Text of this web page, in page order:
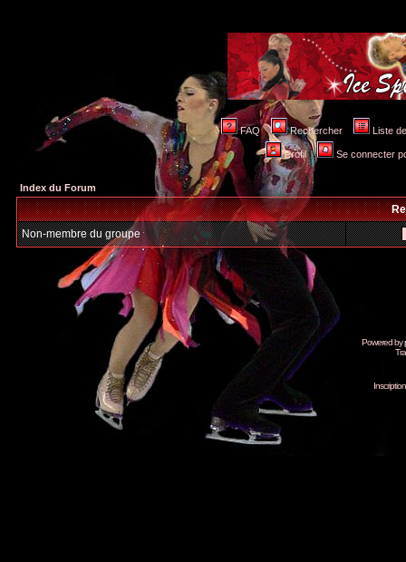
FAQ Rechercher Liste
Profil Se connecter
Index du Forum
Non-membre du groupe
Powered by